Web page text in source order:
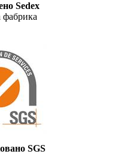
Sedex
фабрика
SGS